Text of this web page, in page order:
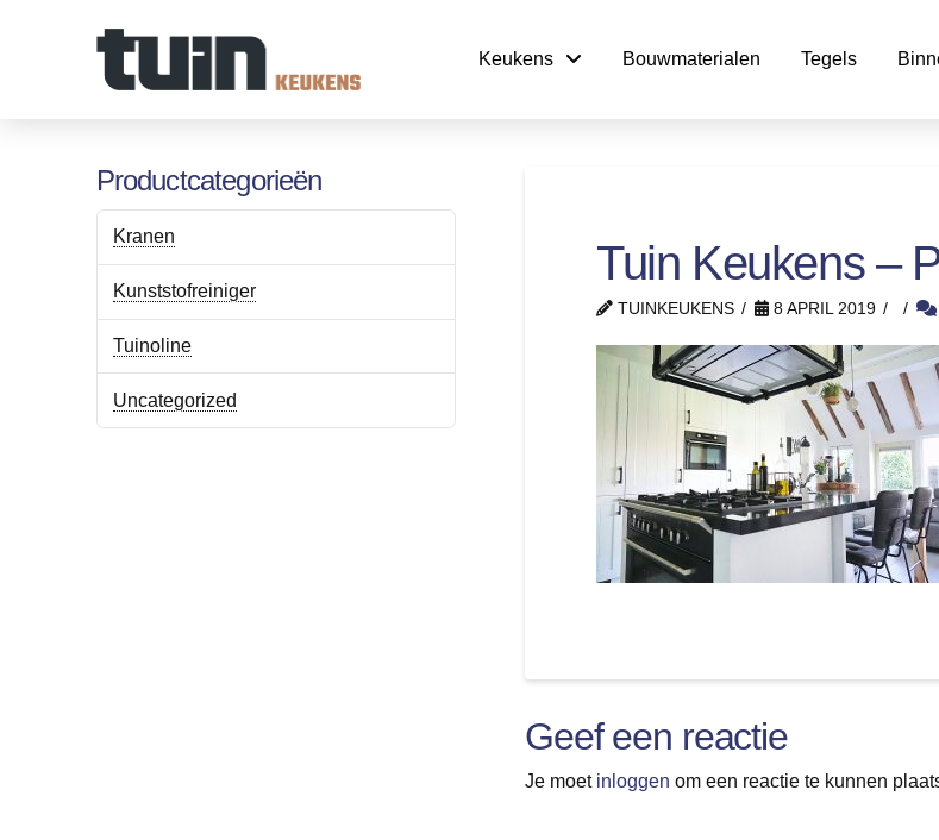
Keukens Bouwmaterialen Tegels
Tuin Keukens –
TUINKEUKENS 8 APRIL 2019
Geef een reactie
Je moet inloggen om een reactie te kunnen
Productcategorieën
Kranen
Kunststofreiniger
Tuinoline
Uncategorized